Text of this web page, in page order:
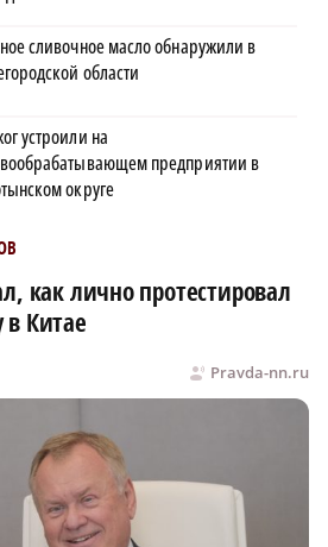
сливочное масло обнаружили в
области
устроили на
предприятии в
округе
как лично протестировал
в Китае
Pravda-nn.ru